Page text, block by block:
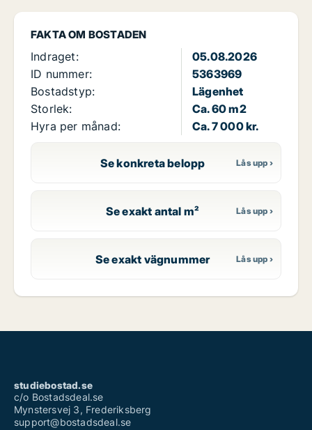
FAKTA OM BOSTADEN
Indraget:
05.08.2026
ID nummer:
5363969
Bostadstyp:
Lägenhet
Storlek:
Ca. 60 m2
Hyra per månad:
Ca. 7 000 kr.
Se konkreta belopp
Se exakt antal m²
Se exakt vägnummer
studiebostad.se
c/o Bostadsdeal.se
Mynstersvej 3, Frederiksberg
support@bostadsdeal.se